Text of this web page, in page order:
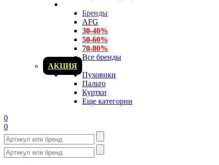
Бренды
AFG
30-40%
50-60%
70-80%
Все бренды
АКЦИЯ
Пуховики
Пальто
Куртки
Еще категории
0
0